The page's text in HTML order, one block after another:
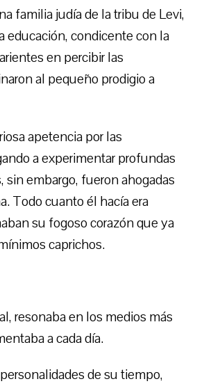
familia judía de la tribu de Levi,
educación, condicente con la
en percibir las
al pequeño prodigio a
apetencia por las
a experimentar profundas
sin embargo, fueron ahogadas
Todo cuanto él hacía era
su fogoso corazón que ya
caprichos.
resonaba en los medios más
a cada día.
de su tiempo,